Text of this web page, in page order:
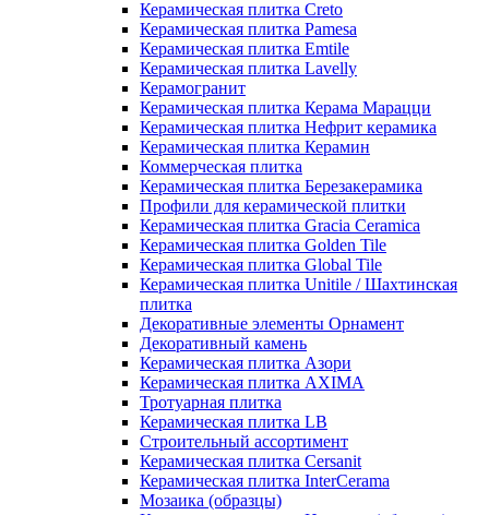
Керамическая плитка Creto
Керамическая плитка Pamesa
Керамическая плитка Emtile
Керамическая плитка Lavelly
Керамогранит
Керамическая плитка Керама Марацци
Керамическая плитка Нефрит керамика
Керамическая плитка Керамин
Коммерческая плитка
Керамическая плитка Березакерамика
Профили для керамической плитки
Керамическая плитка Gracia Ceramica
Керамическая плитка Golden Tile
Керамическая плитка Global Tile
Керамическая плитка Unitile / Шахтинская
плитка
Декоративные элементы Орнамент
Декоративный камень
Керамическая плитка Азори
Керамическая плитка AXIMA
Тротуарная плитка
Керамическая плитка LB
Строительный ассортимент
Керамическая плитка Cersanit
Керамическая плитка InterCerama
Мозаика (образцы)